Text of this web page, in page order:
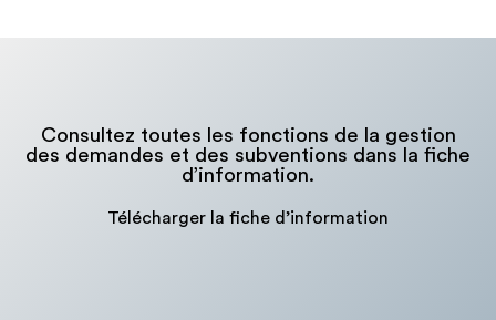
Consultez toutes les fonctions de la gestion
des demandes et des subventions dans la fiche
d’information.
Télécharger la fiche d’information